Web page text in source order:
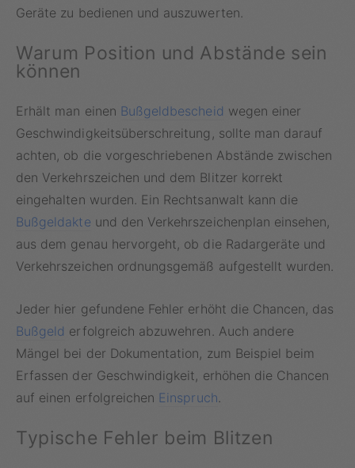
Geräte zu bedienen und auszuwerten.
Warum Position und Abstände sein
können
Erhält man einen Bußgeldbescheid wegen einer
Geschwindigkeitsüberschreitung, sollte man darauf
achten, ob die vorgeschriebenen Abstände zwischen
den Verkehrszeichen und dem Blitzer korrekt
eingehalten wurden. Ein Rechtsanwalt kann die
Bußgeldakte und den Verkehrszeichenplan einsehen,
aus dem genau hervorgeht, ob die Radargeräte und
Verkehrszeichen ordnungsgemäß aufgestellt wurden.
Jeder hier gefundene Fehler erhöht die Chancen, das
Bußgeld erfolgreich abzuwehren. Auch andere
Mängel bei der Dokumentation, zum Beispiel beim
Erfassen der Geschwindigkeit, erhöhen die Chancen
auf einen erfolgreichen Einspruch
Typische Fehler beim Blitzen